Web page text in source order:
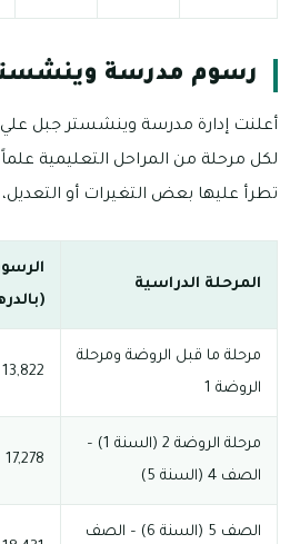
رسوم مدرسة
أعلنت إدارة مدرسة وينشستر جبل
لكل مرحلة من المراحل التعليمية
تطرأ عليها بعض التغيرات أو
المرحلة الدراسية
مرحلة ما قبل الروضة ومرحلة
الروضة 1
13,822
مرحلة الروضة 2 (السنة 1) –
الصف 4 (السنة 5)
17,278
الصف 5 (السنة 6) – الصف